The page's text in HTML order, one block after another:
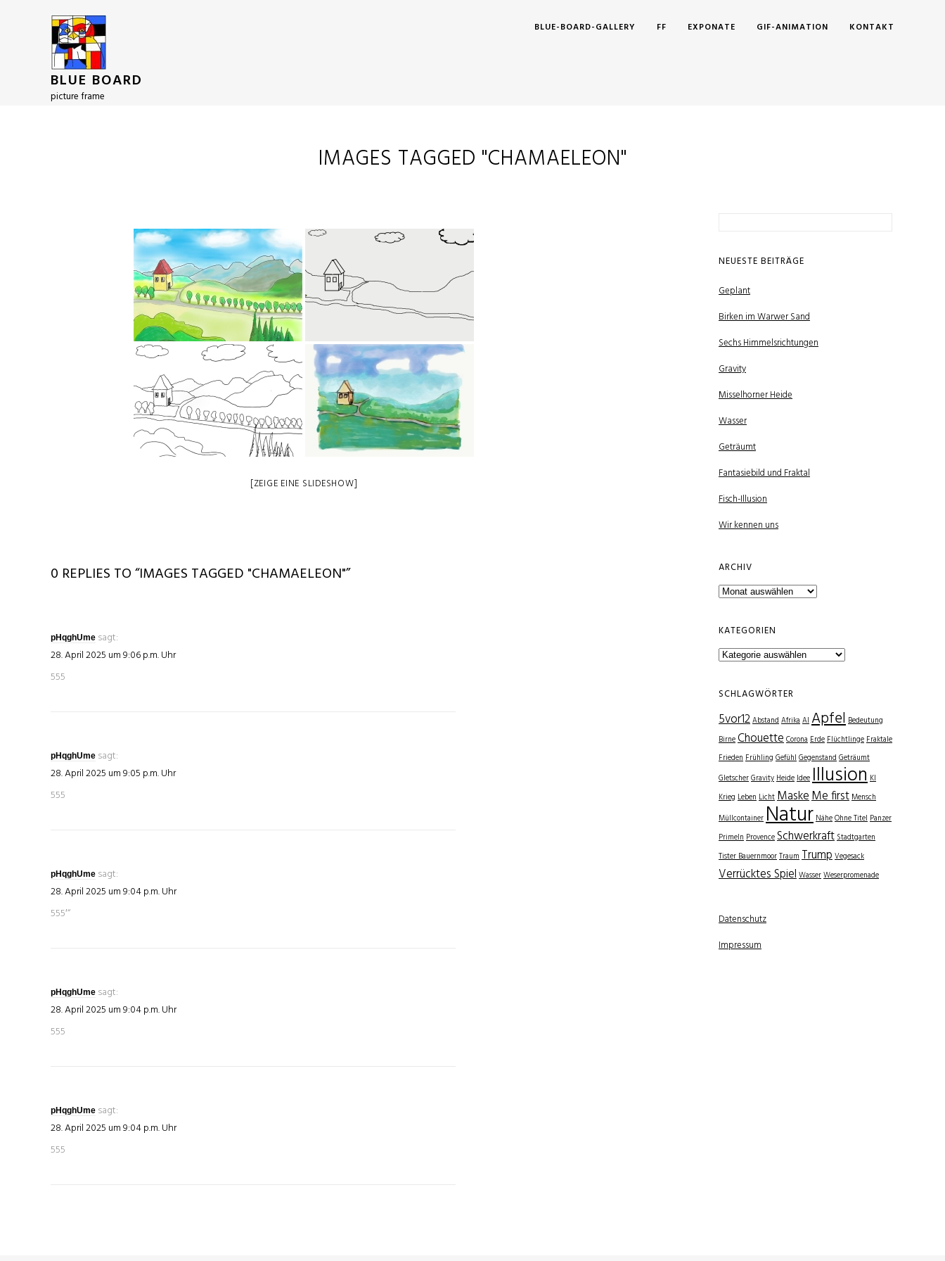
BLUE BOARD
picture frame
BLUE-BOARD-GALLERY FF EXPONATE GIF-ANIMATION KONTAKT
IMAGES TAGGED "CHAMAELEON"
[ZEIGE EINE SLIDESHOW]
0 REPLIES TO “IMAGES TAGGED "CHAMAELEON"”
pHqghUme sagt:
28. April 2025 um 9:06 p.m. Uhr
555
pHqghUme sagt:
28. April 2025 um 9:05 p.m. Uhr
555
pHqghUme sagt:
28. April 2025 um 9:04 p.m. Uhr
555′“
pHqghUme sagt:
28. April 2025 um 9:04 p.m. Uhr
555
pHqghUme sagt:
28. April 2025 um 9:04 p.m. Uhr
555
NEUESTE BEITRÄGE
Geplant
Birken im Warwer Sand
Sechs Himmelsrichtungen
Gravity
Misselhorner Heide
Wasser
Geträumt
Fantasiebild und Fraktal
Fisch-Illusion
Wir kennen uns
ARCHIV
Archiv
KATEGORIEN
Kategorien
SCHLAGWÖRTER
5vor12AbstandAfrikaAIApfelBedeutung
BirneChouetteCoronaErdeFlüchtlingeFraktale
FriedenFrühling GefühlGegenstandGeträumt
GletscherGravityHeideIdeeIllusionKI
Krieg LebenLichtMaskeMe firstMensch
MüllcontainerNaturNäheOhne TitelPanzer
PrimelnProvenceSchwerkraftStadtgarten
Tister BauernmoorTraumTrumpVegesack
Verrücktes SpielWasserWeserpromenade
Datenschutz
Impressum